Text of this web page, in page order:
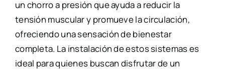
un chorro a presión que ayuda a reducir la
tensión muscular y promueve la circulación,
ofreciendo una sensación de bienestar
completa. La instalación de estos sistemas es
ideal para quienes buscan disfrutar de un